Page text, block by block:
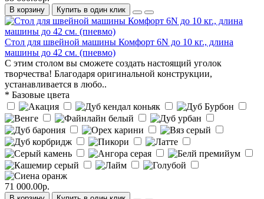
В корзину Купить в один клик
Стол для швейной машины Комфорт 6N до 10 кг., длина
машины до 42 см. (пневмо)
С этим столом вы сможете создать настоящий уголок
творчества! Благодаря оригинальной конструкции,
устанавливается в любо..
* Базовые цвета
71 000.00р.